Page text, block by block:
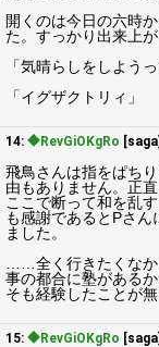
開くのは今日の六時
た。すっかり出来上
「気晴らしをしよう
「イグザクトリィ」
14: ◆RevGiOKgRo [saga]
飛鳥さんは指をぱち
由もありません。正
ここで断って和を乱
も感謝であるとPさ
ました。
……全く行きたくな
事の都合に塾がある
そも経験したことが無
15: ◆RevGiOKgRo [saga]